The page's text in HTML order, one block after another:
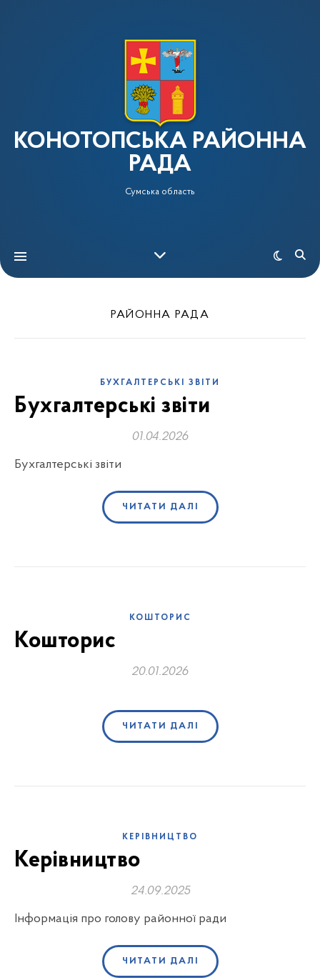
КОНОТОПСЬКА РАЙОННА
РАДА
Сумська область
РАЙОННА РАДА
БУХГАЛТЕРСЬКІ ЗВІТИ
Бухгалтерські звіти
01.04.2026
Бухгалтерські звіти
ЧИТАТИ ДАЛІ
КОШТОРИС
Кошторис
20.01.2026
ЧИТАТИ ДАЛІ
КЕРІВНИЦТВО
Керівництво
24.09.2025
Інформація про голову районної ради
ЧИТАТИ ДАЛІ